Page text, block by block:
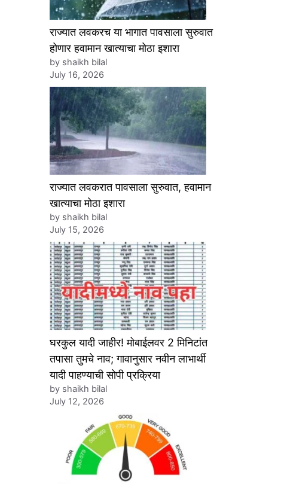
राज्यात लवकरच या भागात पावसाला सुरुवात
होणार हवामान खात्याचा मोठा इशारा
by shaikh bilal
July 16, 2026
राज्यात लवकरात पावसाला सुरुवात, हवामान
खात्याचा मोठा इशारा
by shaikh bilal
July 15, 2026
घरकुल यादी जाहीर! मोबाईलवर 2 मिनिटांत
तपासा तुमचे नाव; गावानुसार नवीन लाभार्थी
यादी पाहण्याची सोपी प्रक्रिया
by shaikh bilal
July 12, 2026